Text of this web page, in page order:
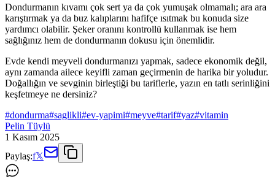
Dondurmanın kıvamı çok sert ya da çok yumuşak olmamalı; ara ara
karıştırmak ya da buz kalıplarını hafifçe ısıtmak bu konuda size
yardımcı olabilir. Şeker oranını kontrollü kullanmak ise hem
sağlığınız hem de dondurmanın dokusu için önemlidir.
Evde kendi meyveli dondurmanızı yapmak, sadece ekonomik değil,
aynı zamanda ailece keyifli zaman geçirmenin de harika bir yoludur.
Doğallığın ve sevginin birleştiği bu tariflerle, yazın en tatlı serinliğini
keşfetmeye ne dersiniz?
#dondurma#saglikli#ev-yapimi#meyve#tarif#yaz#vitamin
Pelin Tüylü
1 Kasım 2025
Paylaş:f𝕏